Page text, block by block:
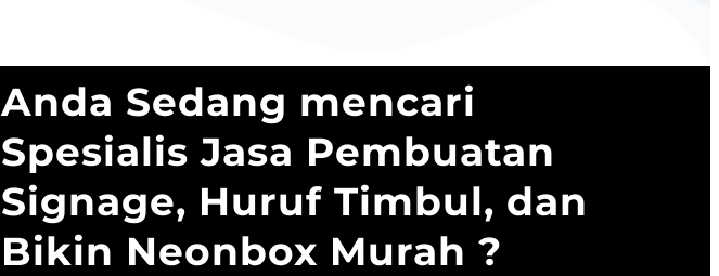
Anda Sedang mencari
Spesialis Jasa Pembuatan
Signage, Huruf Timbul, dan
Bikin Neonbox Murah ?